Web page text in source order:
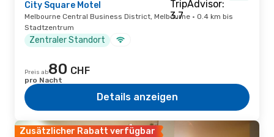
City Square Motel
Melbourne Central Business District, Melbourne · 0.4 km bis
Stadtzentrum
Zentraler Standort
Preis ab80 CHF
pro Nacht
Details anzeigen
Zusätzlicher Rabatt verfügbar